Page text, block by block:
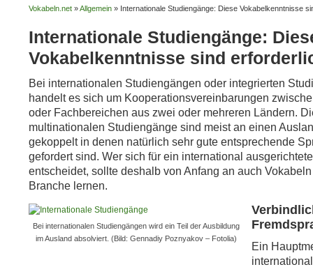
Vokabeln.net»Allgemein» Internationale Studiengänge: Diese Vokabelkenntnisse
Internationale Studiengänge:
Vokabelkenntnisse sind
Bei internationalen Studiengängen oder integrierten
handelt es sich um Kooperationsvereinbarungen
oder Fachbereichen aus zwei oder mehreren Ländern.
multinationalen Studiengänge sind meist an einen
gekoppelt in denen natürlich sehr gute entsprechende
gefordert sind. Wer sich für ein international
entscheidet, sollte deshalb von Anfang an auch
Branche lernen.
Bei internationalen Studiengängen wird ein Teil der Ausbildung
im Ausland absolviert. (Bild: Gennadiy Poznyakov – Fotolia)
Ein